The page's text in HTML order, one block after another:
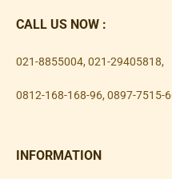
CALL US NOW :
021-8855004, 021-29405818,
0812-168-168-96, 0897-7515-
INFORMATION